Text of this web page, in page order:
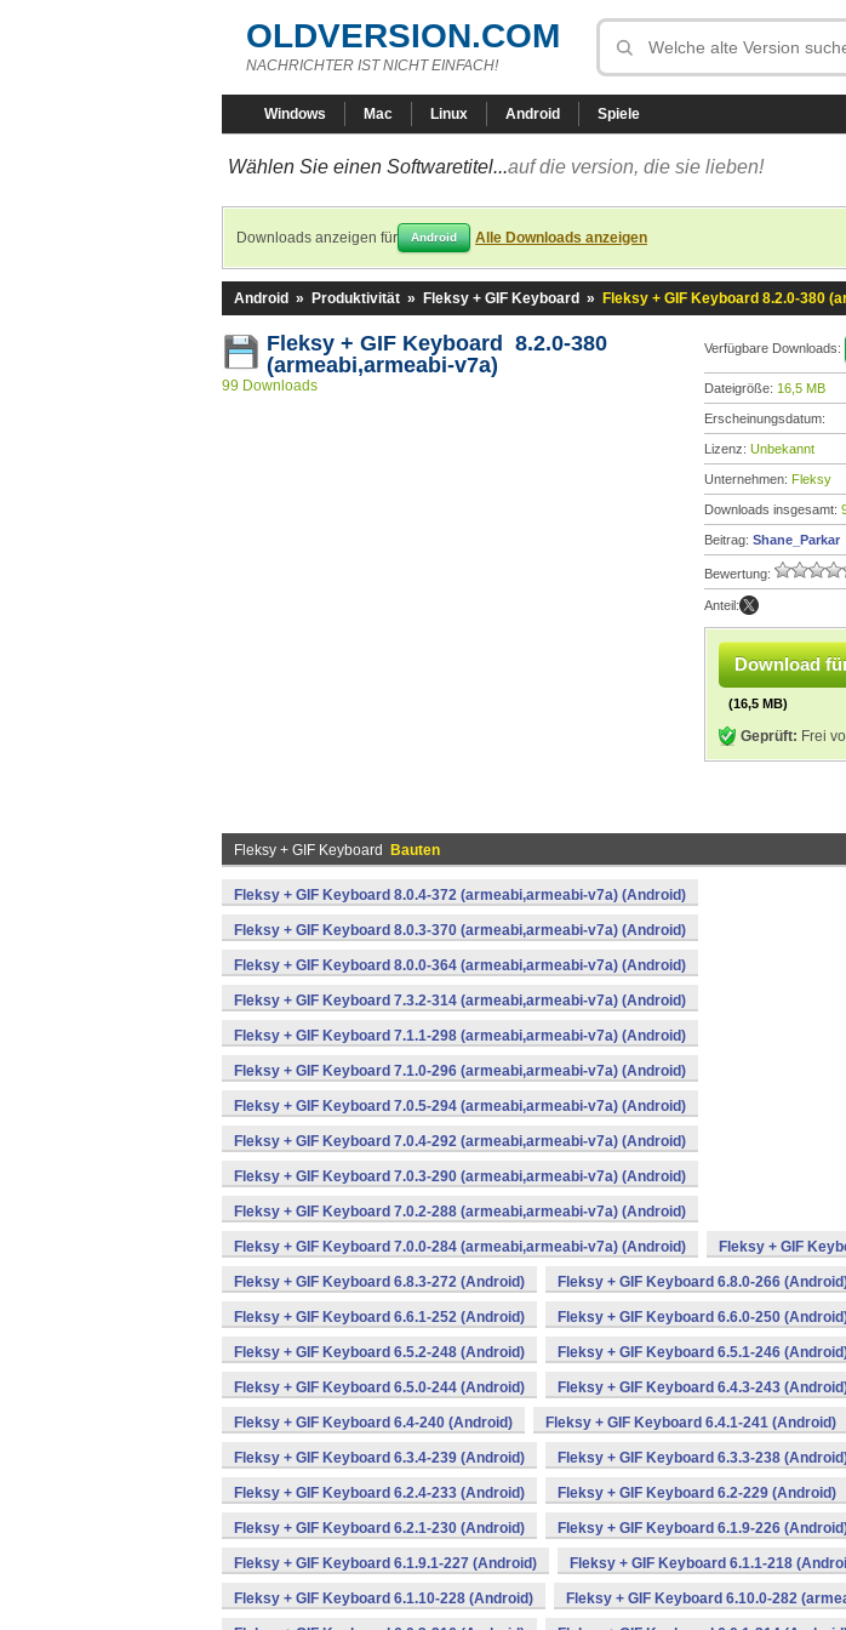
OLDVERSION.COM
NACHRICHTER IST NICHT EINFACH!
Windows Mac Linux Android Spiele
Wählen Sie einen Softwaretitel...auf die version, die sie lieben!
Downloads anzeigen für Android Alle Downloads anzeigen
Android » Produktivität » Fleksy + GIF Keyboard » Fleksy + GIF Keyboard 8.2.0-380
Fleksy + GIF Keyboard 8.2.0-380
(armeabi,armeabi-v7a)
99 Downloads
Verfügbare Downloads:
Dateigröße: 16,5 MB
Erscheinungsdatum:
Lizenz: Unbekannt
Unternehmen: Fleksy
Downloads insgesamt:
Beitrag: Shane_Parkar
Bewertung:
Anteil:
Download
(16,5 MB)
Geprüft: Frei
Fleksy + GIF Keyboard Bauten
Fleksy + GIF Keyboard 8.0.4-372 (armeabi,armeabi-v7a) (Android)
Fleksy + GIF Keyboard 8.0.3-370 (armeabi,armeabi-v7a) (Android)
Fleksy + GIF Keyboard 8.0.0-364 (armeabi,armeabi-v7a) (Android)
Fleksy + GIF Keyboard 7.3.2-314 (armeabi,armeabi-v7a) (Android)
Fleksy + GIF Keyboard 7.1.1-298 (armeabi,armeabi-v7a) (Android)
Fleksy + GIF Keyboard 7.1.0-296 (armeabi,armeabi-v7a) (Android)
Fleksy + GIF Keyboard 7.0.5-294 (armeabi,armeabi-v7a) (Android)
Fleksy + GIF Keyboard 7.0.4-292 (armeabi,armeabi-v7a) (Android)
Fleksy + GIF Keyboard 7.0.3-290 (armeabi,armeabi-v7a) (Android)
Fleksy + GIF Keyboard 7.0.2-288 (armeabi,armeabi-v7a) (Android)
Fleksy + GIF Keyboard 7.0.0-284 (armeabi,armeabi-v7a) (Android) Fleksy + GIF
Fleksy + GIF Keyboard 6.8.3-272 (Android) Fleksy + GIF Keyboard 6.8.0-266
Fleksy + GIF Keyboard 6.6.1-252 (Android) Fleksy + GIF Keyboard 6.6.0-250
Fleksy + GIF Keyboard 6.5.2-248 (Android) Fleksy + GIF Keyboard 6.5.1-246
Fleksy + GIF Keyboard 6.5.0-244 (Android) Fleksy + GIF Keyboard 6.4.3-243
Fleksy + GIF Keyboard 6.4-240 (Android) Fleksy + GIF Keyboard 6.4.1-241 (Android)
Fleksy + GIF Keyboard 6.3.4-239 (Android) Fleksy + GIF Keyboard 6.3.3-238
Fleksy + GIF Keyboard 6.2.4-233 (Android) Fleksy + GIF Keyboard 6.2-229 (Android)
Fleksy + GIF Keyboard 6.2.1-230 (Android) Fleksy + GIF Keyboard 6.1.9-226
Fleksy + GIF Keyboard 6.1.9.1-227 (Android) Fleksy + GIF Keyboard 6.1.1-218
Fleksy + GIF Keyboard 6.1.10-228 (Android) Fleksy + GIF Keyboard 6.10.0-282